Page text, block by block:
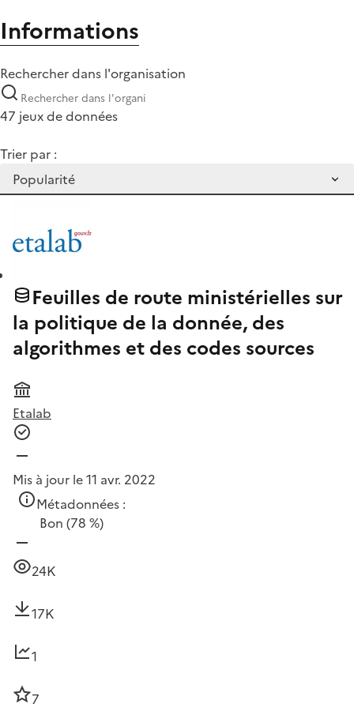
Informations
Rechercher dans l'organisation
47 jeux de données
Trier par :
Feuilles de route ministérielles sur
la politique de la donnée, des
algorithmes et des codes sources
Etalab
Mis à jour le 11 avr. 2022
Métadonnées :
Bon (78 %)
24K
17K
1
7